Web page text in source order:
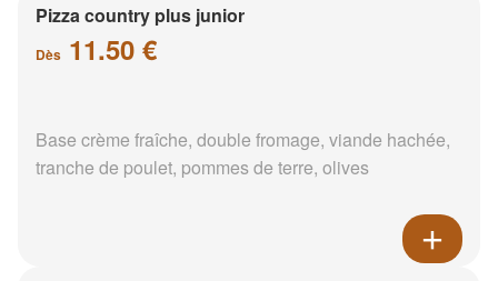
Pizza country plus junior
Dès 11.50 €
Base crème fraîche, double fromage, viande hachée,
tranche de poulet, pommes de terre, olives